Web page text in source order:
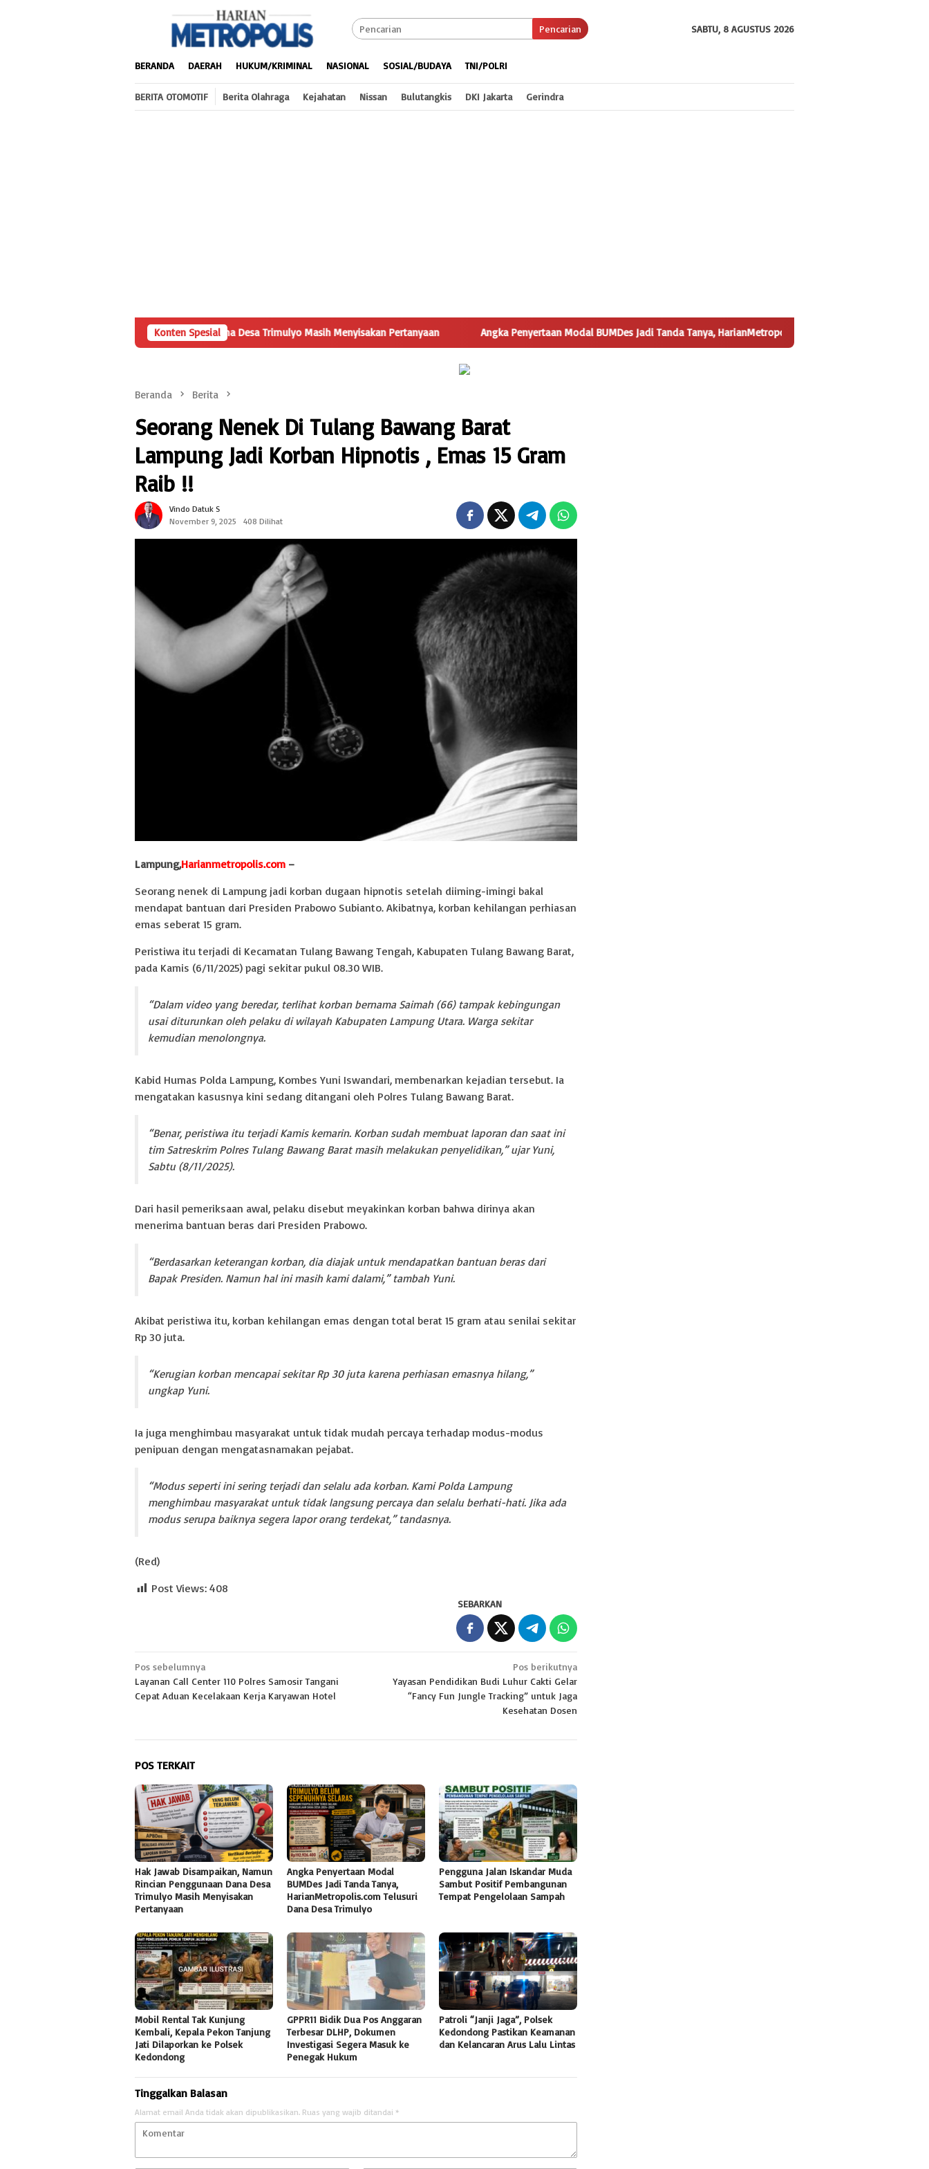
Pencarian SABTU, 8 AGUSTUS 2026
BERANDA DAERAH HUKUM/KRIMINAL NASIONAL SOSIAL/BUDAYA TNI/POLRI
BERITA OTOMOTIF Berita Olahraga Kejahatan Nissan Bulutangkis DKI Jakarta Gerindra
Konten Spesial
Namun Rincian Penggunaan Dana Desa Trimulyo Masih Menyisakan Pertanyaan Angka Penyertaan Modal BUMDes Jadi Tanda Tanya, HarianMetropolis.com Telusuri Dana Desa Trimulyo
Beranda Berita
Seorang Nenek Di Tulang Bawang Barat
Lampung Jadi Korban Hipnotis , Emas 15 Gram
Raib !!
Vindo Datuk S
November 9, 2025
408 Dilihat
Lampung,Harianmetropolis.com –
Seorang nenek di Lampung jadi korban dugaan hipnotis setelah diiming-imingi bakal
mendapat bantuan dari Presiden Prabowo Subianto. Akibatnya, korban kehilangan perhiasan
emas seberat 15 gram.
Peristiwa itu terjadi di Kecamatan Tulang Bawang Tengah, Kabupaten Tulang Bawang Barat,
pada Kamis (6/11/2025) pagi sekitar pukul 08.30 WIB.
“Dalam video yang beredar, terlihat korban bernama Saimah (66) tampak kebingungan
usai diturunkan oleh pelaku di wilayah Kabupaten Lampung Utara. Warga sekitar
kemudian menolongnya.
Kabid Humas Polda Lampung, Kombes Yuni Iswandari, membenarkan kejadian tersebut. Ia
mengatakan kasusnya kini sedang ditangani oleh Polres Tulang Bawang Barat.
“Benar, peristiwa itu terjadi Kamis kemarin. Korban sudah membuat laporan dan saat ini
tim Satreskrim Polres Tulang Bawang Barat masih melakukan penyelidikan,” ujar Yuni,
Sabtu (8/11/2025).
Dari hasil pemeriksaan awal, pelaku disebut meyakinkan korban bahwa dirinya akan
menerima bantuan beras dari Presiden Prabowo.
“Berdasarkan keterangan korban, dia diajak untuk mendapatkan bantuan beras dari
Bapak Presiden. Namun hal ini masih kami dalami,” tambah Yuni.
Akibat peristiwa itu, korban kehilangan emas dengan total berat 15 gram atau senilai sekitar
Rp 30 juta.
“Kerugian korban mencapai sekitar Rp 30 juta karena perhiasan emasnya hilang,”
ungkap Yuni.
Ia juga menghimbau masyarakat untuk tidak mudah percaya terhadap modus-modus
penipuan dengan mengatasnamakan pejabat.
“Modus seperti ini sering terjadi dan selalu ada korban. Kami Polda Lampung
menghimbau masyarakat untuk tidak langsung percaya dan selalu berhati-hati. Jika ada
modus serupa baiknya segera lapor orang terdekat,” tandasnya.
(Red)
Post Views: 408
SEBARKAN
Navigasi
pos
Pos sebelumnya
Layanan Call Center 110 Polres Samosir Tangani
Cepat Aduan Kecelakaan Kerja Karyawan Hotel
Pos berikutnya
Yayasan Pendidikan Budi Luhur Cakti Gelar
“Fancy Fun Jungle Tracking” untuk Jaga
Kesehatan Dosen
POS TERKAIT
Hak Jawab Disampaikan, Namun
Rincian Penggunaan Dana Desa
Trimulyo Masih Menyisakan
Pertanyaan
Angka Penyertaan Modal
BUMDes Jadi Tanda Tanya,
HarianMetropolis.com Telusuri
Dana Desa Trimulyo
Pengguna Jalan Iskandar Muda
Sambut Positif Pembangunan
Tempat Pengelolaan Sampah
Mobil Rental Tak Kunjung
Kembali, Kepala Pekon Tanjung
Jati Dilaporkan ke Polsek
Kedondong
GPPR11 Bidik Dua Pos Anggaran
Terbesar DLHP, Dokumen
Investigasi Segera Masuk ke
Penegak Hukum
Patroli “Janji Jaga”, Polsek
Kedondong Pastikan Keamanan
dan Kelancaran Arus Lalu Lintas
Tinggalkan Balasan
Alamat email Anda tidak akan dipublikasikan. Ruas yang wajib ditandai *